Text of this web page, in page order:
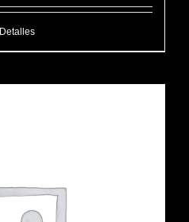
Detalles